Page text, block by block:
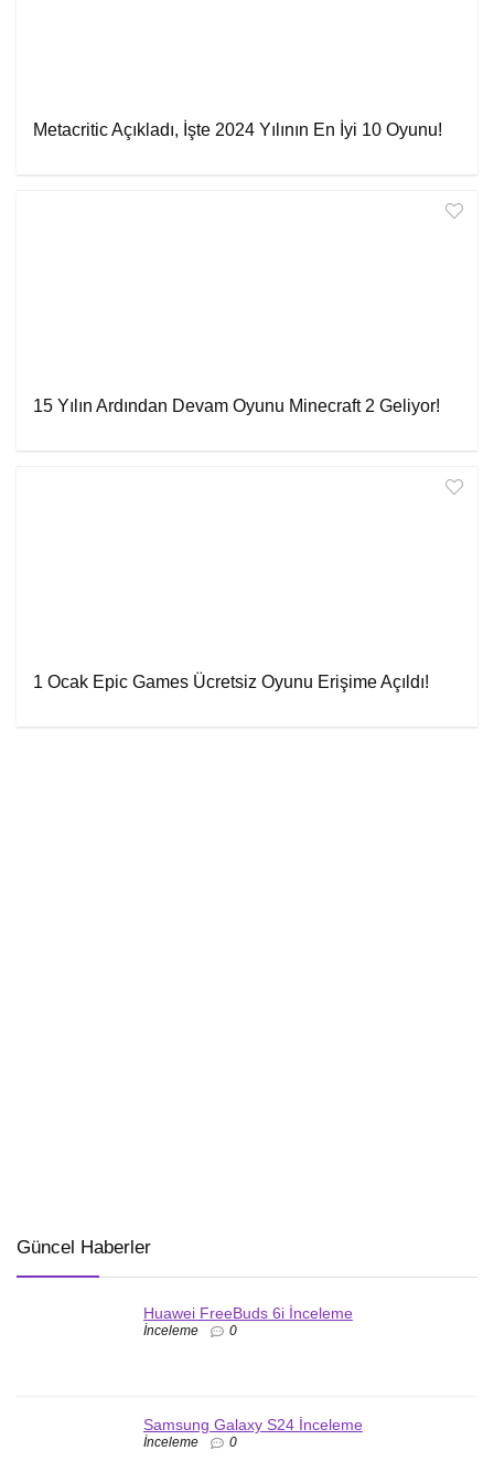
Metacritic Açıkladı, İşte 2024 Yılının En İyi 10 Oyunu!
15 Yılın Ardından Devam Oyunu Minecraft 2 Geliyor!
1 Ocak Epic Games Ücretsiz Oyunu Erişime Açıldı!
Güncel Haberler
Huawei FreeBuds 6i İnceleme
İnceleme 0
Samsung Galaxy S24 İnceleme
İnceleme 0